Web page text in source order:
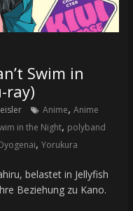
Swim in
ray)
Anime, Anime
in the Night, polyband
, Yorukura
belastet in Jellyfish
Beziehung zu Kano.